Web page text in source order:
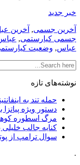
خبر جدید
آخرین جسمی, آخرین
جسمی کیارستمی,
عباس, وضعیت
نوشته‌های تازه
حمله تند به
دستور ویژه
مرگ اسطوره
کنایه جالب
سوال ترامپ از
.